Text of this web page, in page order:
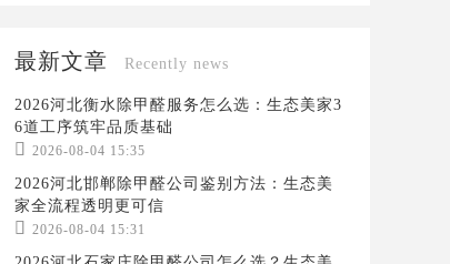
最新文章 Recently news
2026河北衡水除甲醛服务怎么选：生态美家3
6道工序筑牢品质基础
 2026-08-04 15:35
2026河北邯郸除甲醛公司鉴别方法：生态美
家全流程透明更可信
 2026-08-04 15:31